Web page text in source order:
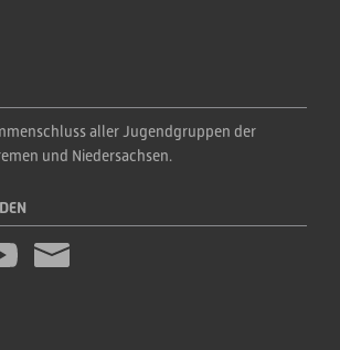
aller Jugendgruppen der
und Niedersachsen.